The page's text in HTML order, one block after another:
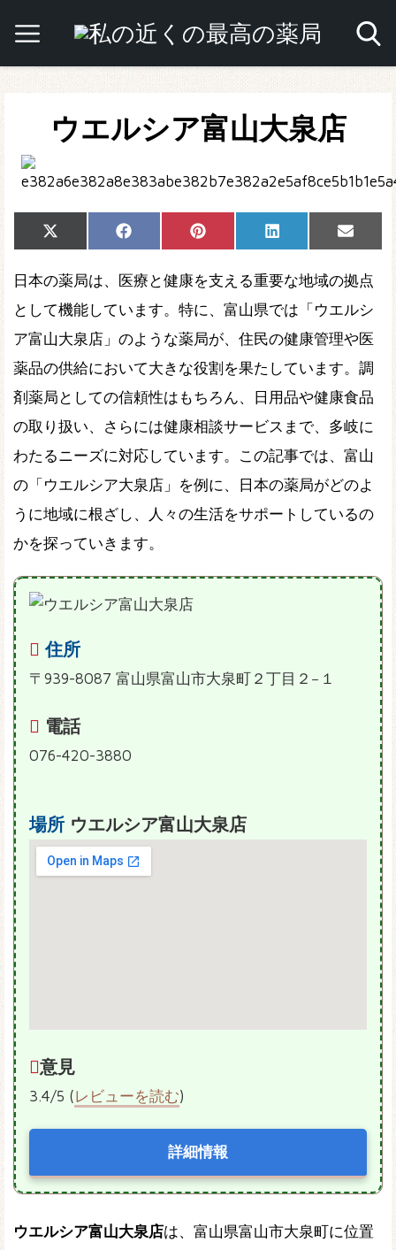
ウエルシア富山大泉店
Share
on
X
(Twitter)
Share
on
Facebook Share
on
Pinterest Share
on
LinkedIn
Share
on
Email
日本の薬局は、医療と健康を支える重要な地域の拠点
として機能しています。特に、富山県では「ウエルシ
ア富山大泉店」のような薬局が、住民の健康管理や医
薬品の供給において大きな役割を果たしています。調
剤薬局としての信頼性はもちろん、日用品や健康食品
の取り扱い、さらには健康相談サービスまで、多岐に
わたるニーズに対応しています。この記事では、富山
の「ウエルシア大泉店」を例に、日本の薬局がどのよ
うに地域に根ざし、人々の生活をサポートしているの
かを探っていきます。
住所
〒939-8087 富山県富山市大泉町２丁目２−１
電話
076-420-3880
場所 ウエルシア富山大泉店
意見
3.4/5 (レビューを読む)
詳細情報
ウエルシア富山大泉店は、富山県富山市大泉町に位置